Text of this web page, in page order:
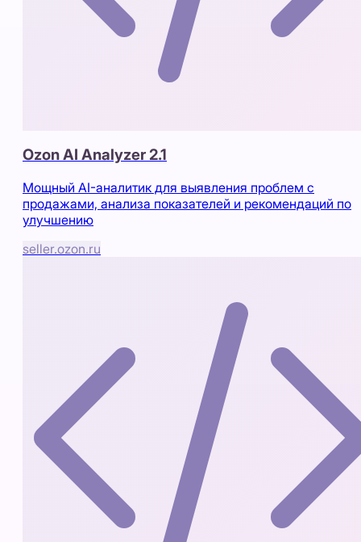
Ozon AI Analyzer 2.1
Мощный AI-аналитик для выявления проблем с
продажами, анализа показателей и рекомендаций по
улучшению
seller.ozon.ru